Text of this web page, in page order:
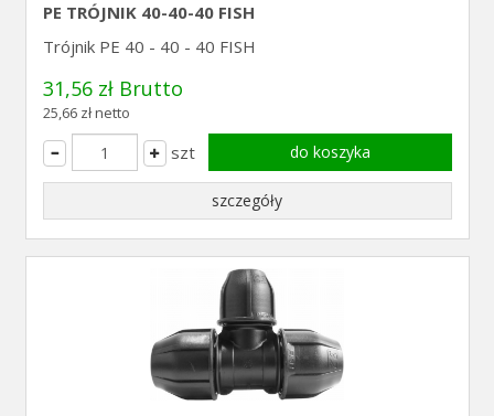
PE TRÓJNIK 40-40-40 FISH
Trójnik PE 40 - 40 - 40 FISH
31,56 zł Brutto
25,66 zł netto
szt do koszyka
szczegóły